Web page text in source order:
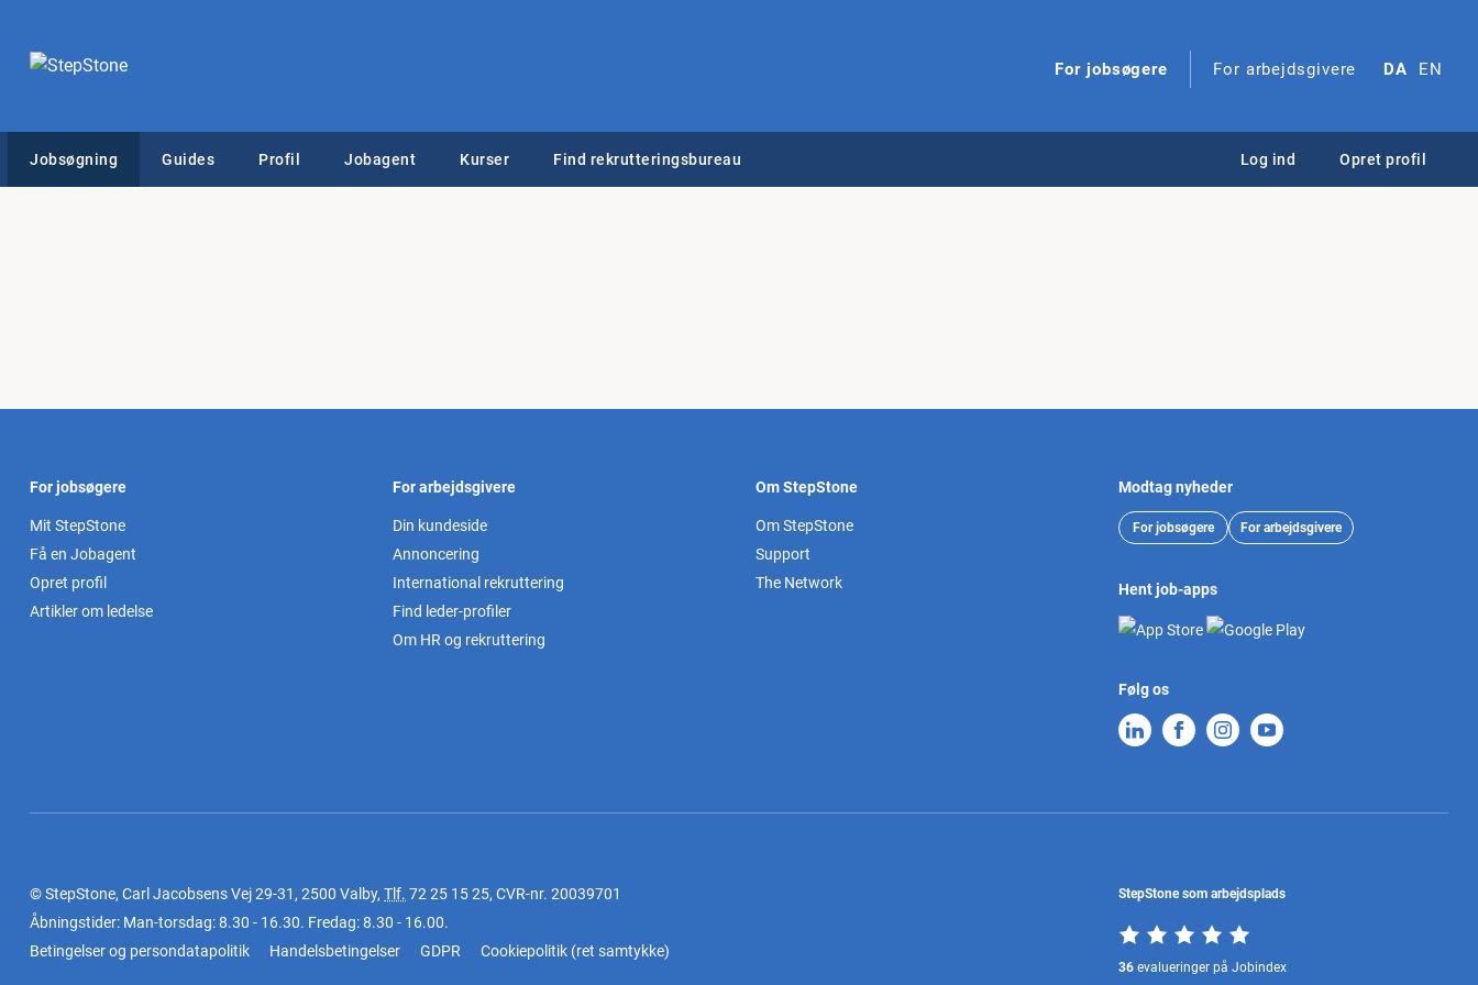
For jobsøgere For arbejdsgivere DA EN
Jobsøgning Guides Profil Jobagent Kurser Find rekrutteringsbureau Log ind Opret profil
For jobsøgere
Mit StepStone
Få en Jobagent
Opret profil
Artikler om ledelse
For arbejdsgivere
Din kundeside
Annoncering
International rekruttering
Find leder-profiler
Om HR og rekruttering
Om StepStone
Om StepStone
Support
The Network
Modtag nyheder
For jobsøgere For arbejdsgivere
Hent job-apps
Følg os
© StepStone, Carl Jacobsens Vej 29-31, 2500 Valby, Tlf. 72 25 15 25, CVR-nr. 20039701
Åbningstider: Man-torsdag: 8.30 - 16.30. Fredag: 8.30 - 16.00.
Betingelser og persondatapolitik
Handelsbetingelser GDPR Cookiepolitik (ret samtykke)
StepStone som arbejdsplads
36 evalueringer på Jobindex